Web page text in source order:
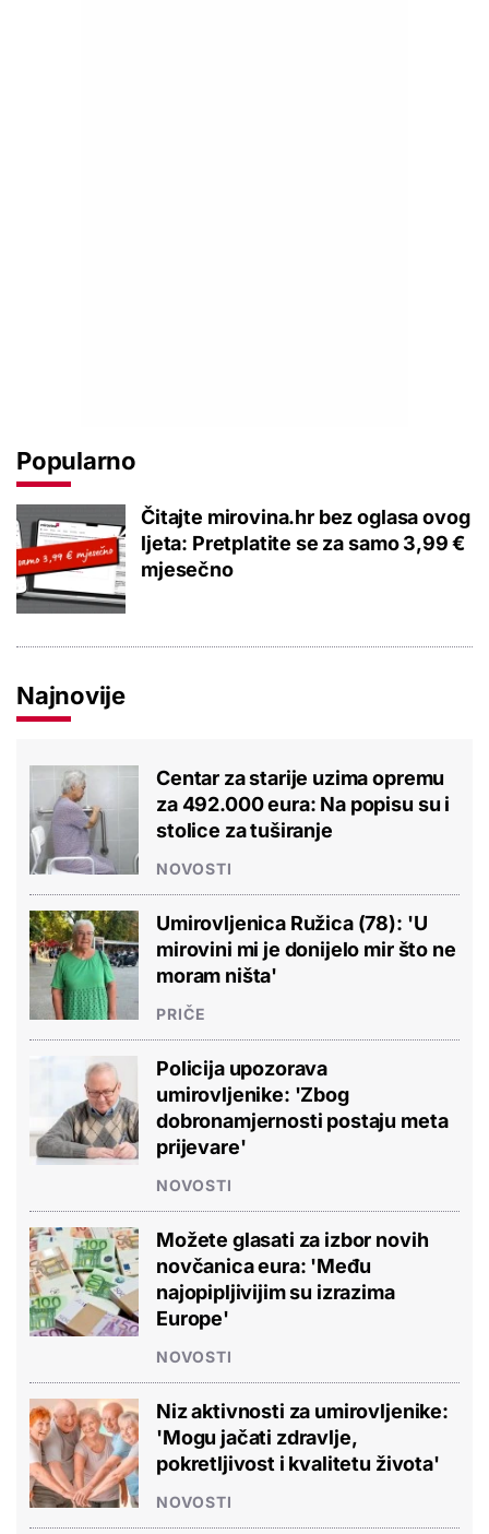
Popularno
Čitajte mirovina.hr bez oglasa ovog
ljeta: Pretplatite se za samo 3,99 €
mjesečno
Najnovije
Centar za starije uzima opremu
za 492.000 eura: Na popisu su i
stolice za tuširanje
NOVOSTI
Umirovljenica Ružica (78): 'U
mirovini mi je donijelo mir što ne
moram ništa'
PRIČE
Policija upozorava
umirovljenike: 'Zbog
dobronamjernosti postaju meta
prijevare'
NOVOSTI
Možete glasati za izbor novih
novčanica eura: 'Među
najopipljivijim su izrazima
Europe'
NOVOSTI
Niz aktivnosti za umirovljenike:
'Mogu jačati zdravlje,
pokretljivost i kvalitetu života'
NOVOSTI